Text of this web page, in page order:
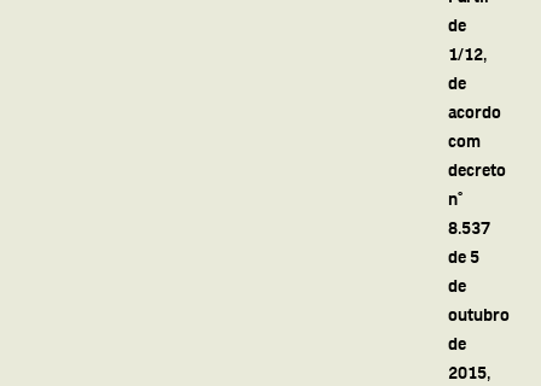
de
1/12,
de
acordo
com
decreto
n°
8.537
de 5
de
outubro
de
2015,